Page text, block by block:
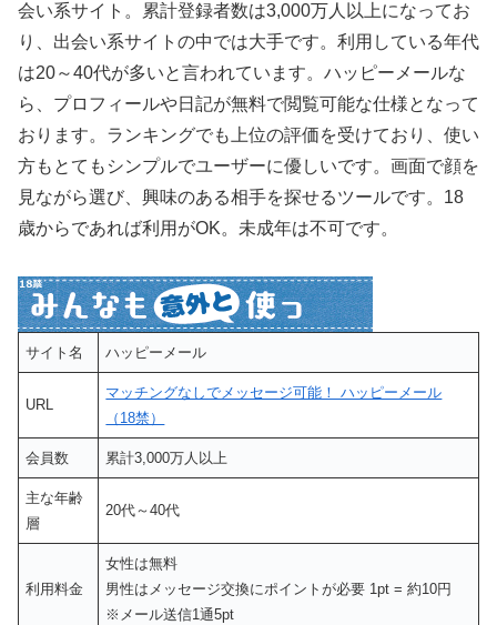
会い系サイト。累計登録者数は3,000万人以上になってお
り、出会い系サイトの中では大手です。利用している年代
は20～40代が多いと言われています。ハッピーメールな
ら、プロフィールや日記が無料で閲覧可能な仕様となって
おります。ランキングでも上位の評価を受けており、使い
方もとてもシンプルでユーザーに優しいです。画面で顔を
見ながら選び、興味のある相手を探せるツールです。18
歳からであれば利用がOK。未成年は不可です。
サイト名 ハッピーメール
URL
マッチングなしでメッセージ可能！ ハッピーメール
（18禁）
会員数 累計3,000万人以上
主な年齢
層
20代～40代
利用料金
女性は無料
男性はメッセージ交換にポイントが必要 1pt = 約10円
※メール送信1通5pt